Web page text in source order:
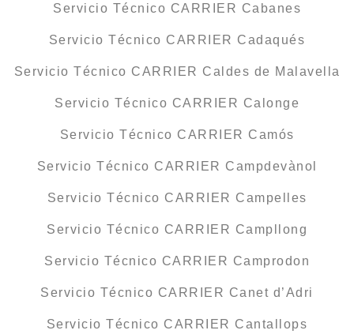
Servicio Técnico CARRIER Cabanes
Servicio Técnico CARRIER Cadaqués
Servicio Técnico CARRIER Caldes de Malavella
Servicio Técnico CARRIER Calonge
Servicio Técnico CARRIER Camós
Servicio Técnico CARRIER Campdevànol
Servicio Técnico CARRIER Campelles
Servicio Técnico CARRIER Campllong
Servicio Técnico CARRIER Camprodon
Servicio Técnico CARRIER Canet d’Adri
Servicio Técnico CARRIER Cantallops